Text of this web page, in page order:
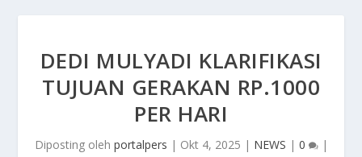
DEDI MULYADI KLARIFIKASI
TUJUAN GERAKAN RP.1000
PER HARI
Diposting oleh portalpers | Okt 4, 2025 | NEWS | 0 |